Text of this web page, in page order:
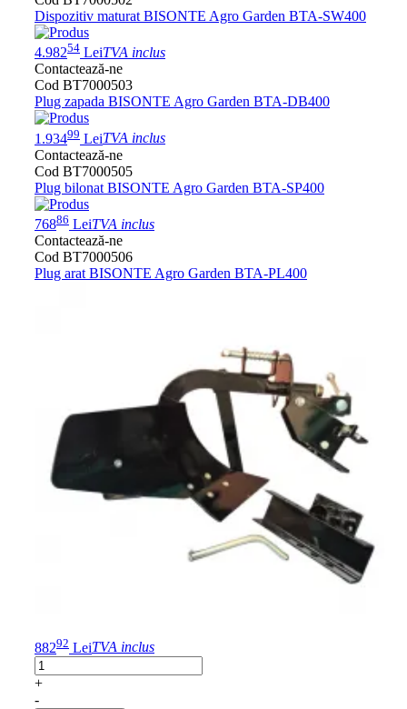
Dispozitiv maturat BISONTE Agro Garden BTA-SW400
4.98254 LeiTVA inclus
Contactează-ne
Cod BT7000503
Plug zapada BISONTE Agro Garden BTA-DB400
1.93499 LeiTVA inclus
Contactează-ne
Cod BT7000505
Plug bilonat BISONTE Agro Garden BTA-SP400
76886 LeiTVA inclus
Contactează-ne
Cod BT7000506
Plug arat BISONTE Agro Garden BTA-PL400
88292 LeiTVA inclus
+
-